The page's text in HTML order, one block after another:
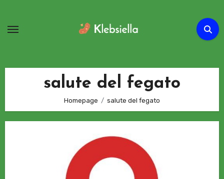
contenuto
salute del fegato
Homepage salute del fegato